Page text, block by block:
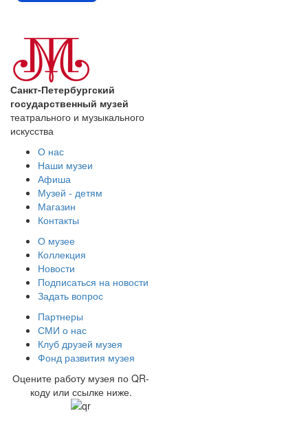
Санкт-Петербургский
государственный музей
театрального и музыкального
искусства
О нас
Наши музеи
Афиша
Музей - детям
Магазин
Контакты
О музее
Коллекция
Новости
Подписаться на новости
Задать вопрос
Партнеры
СМИ о нас
Клуб друзей музея
Фонд развития музея
Оцените работу музея по QR-
коду или ссылке ниже.